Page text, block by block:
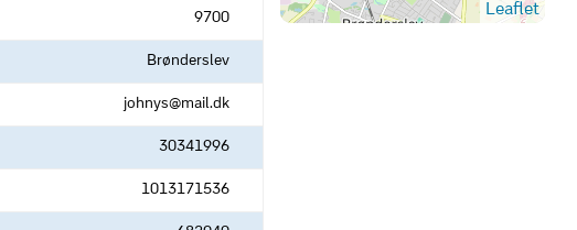
9700
Brønderslev
johnys@mail.dk
30341996
1013171536
Leaflet